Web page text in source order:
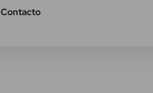
Contacto